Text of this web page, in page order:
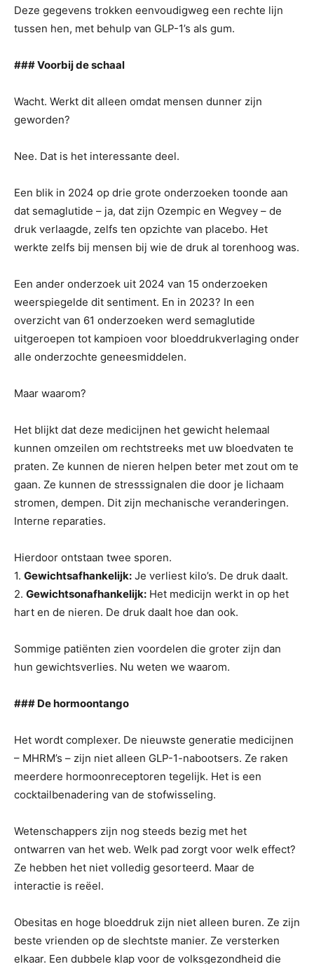
Deze gegevens trokken eenvoudigweg een rechte lijn
tussen hen, met behulp van GLP-1’s als gum.
### Voorbij de schaal
Wacht. Werkt dit alleen omdat mensen dunner zijn
geworden?
Nee. Dat is het interessante deel.
Een blik in 2024 op drie grote onderzoeken toonde aan
dat semaglutide – ja, dat zijn Ozempic en Wegvey – de
druk verlaagde, zelfs ten opzichte van placebo. Het
werkte zelfs bij mensen bij wie de druk al torenhoog was.
Een ander onderzoek uit 2024 van 15 onderzoeken
weerspiegelde dit sentiment. En in 2023? In een
overzicht van 61 onderzoeken werd semaglutide
uitgeroepen tot kampioen voor bloeddrukverlaging onder
alle onderzochte geneesmiddelen.
Maar waarom?
Het blijkt dat deze medicijnen het gewicht helemaal
kunnen omzeilen om rechtstreeks met uw bloedvaten te
praten. Ze kunnen de nieren helpen beter met zout om te
gaan. Ze kunnen de stresssignalen die door je lichaam
stromen, dempen. Dit zijn mechanische veranderingen.
Interne reparaties.
Hierdoor ontstaan ​​twee sporen.
1. Gewichtsafhankelijk: Je verliest kilo’s. De druk daalt.
2. Gewichtsonafhankelijk: Het medicijn werkt in op het
hart en de nieren. De druk daalt hoe dan ook.
Sommige patiënten zien voordelen die groter zijn dan
hun gewichtsverlies. Nu weten we waarom.
### De hormoontango
Het wordt complexer. De nieuwste generatie medicijnen
– MHRM’s – zijn niet alleen GLP-1-nabootsers. Ze raken
meerdere hormoonreceptoren tegelijk. Het is een
cocktailbenadering van de stofwisseling.
Wetenschappers zijn nog steeds bezig met het
ontwarren van het web. Welk pad zorgt voor welk effect?
Ze hebben het niet volledig gesorteerd. Maar de
interactie is reëel.
Obesitas en hoge bloeddruk zijn niet alleen buren. Ze zijn
beste vrienden op de slechtste manier. Ze versterken
elkaar. Een dubbele klap voor de volksgezondheid die